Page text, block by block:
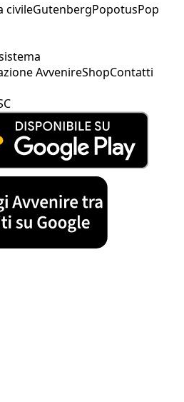
civileGutenbergPopotusPop
AvvenireShopContatti